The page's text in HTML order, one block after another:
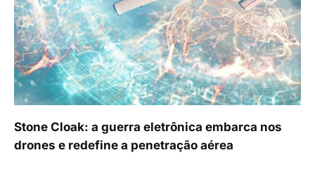
Stone Cloak: a guerra eletrônica embarca nos
drones e redefine a penetração aérea